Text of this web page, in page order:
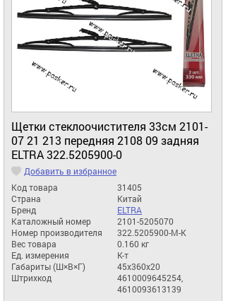
Щетки стеклоочистителя 33см 2101-
07 21 213 передняя 2108 09 задняя
ELTRA 322.5205900-0
Добавить в избранное
Код товара
31405
Страна
Китай
Бренд
ELTRA
Каталожный номер
2101-5205070
Номер производителя
322.5205900-М-К
Вес товара
0.160 кг
Ед. измерения
К-т
Габариты (Ш×В×Г)
45x360x20
Штрихкод
4610009645254,
4610093613139